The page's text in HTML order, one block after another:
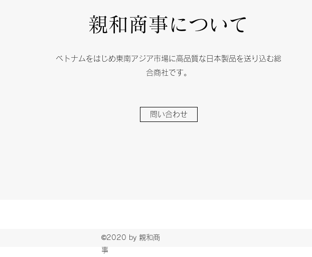
親和商事について
ベトナムをはじめ東南アジア市場に高品質な日本製品を送り込む総
合商社です。
問い合わせ
©2020 by 親和商
事